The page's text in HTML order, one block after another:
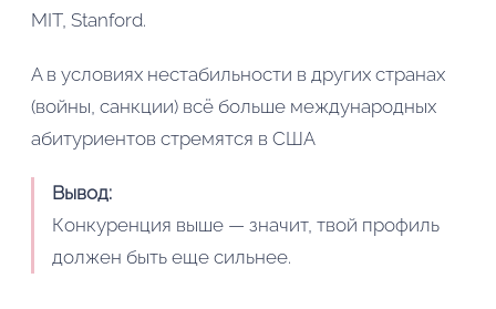
MIT, Stanford.
А в условиях нестабильности в других странах
(войны, санкции) всё больше международных
абитуриентов стремятся в США
Вывод:
Конкуренция выше — значит, твой профиль
должен быть еще сильнее.